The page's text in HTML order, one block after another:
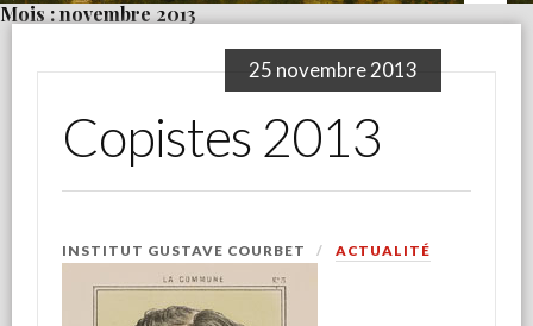
Mois : novembre 2013
25 novembre 2013
Copistes 2013
INSTITUT GUSTAVE COURBET ACTUALITÉ